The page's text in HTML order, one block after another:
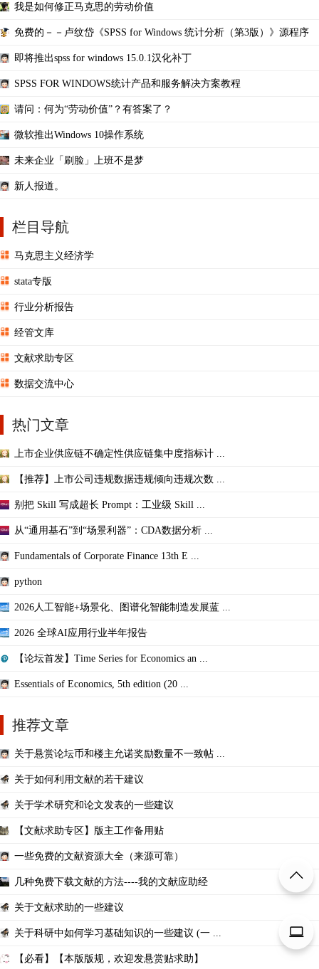
我是如何修正马克思的劳动价值
免费的－－卢纹岱《SPSS for Windows 统计分析（第3版）》源程序
即将推出spss for windows 15.0.1汉化补丁
SPSS FOR WINDOWS统计产品和服务解决方案教程
请问：何为“劳动价值”？有答案了？
微软推出Windows 10操作系统
未来企业「刷脸」上班不是梦
新人报道。
栏目导航
马克思主义经济学
stata专版
行业分析报告
经管文库
文献求助专区
数据交流中心
热门文章
上市企业供应链不确定性供应链集中度指标计 ...
【推荐】上市公司违规数据违规倾向违规次数 ...
别把 Skill 写成超长 Prompt：工业级 Skill ...
从“通用基石”到“场景利器”：CDA数据分析 ...
Fundamentals of Corporate Finance 13th E ...
python
2026人工智能+场景化、图谱化智能制造发展蓝 ...
2026 全球AI应用行业半年报告
【论坛首发】Time Series for Economics an ...
Essentials of Economics, 5th edition (20 ...
推荐文章
关于悬赏论坛币和楼主允诺奖励数量不一致帖 ...
关于如何利用文献的若干建议
关于学术研究和论文发表的一些建议
【文献求助专区】版主工作备用贴
一些免费的文献资源大全（来源可靠）
几种免费下载文献的方法----我的文献应助经
关于文献求助的一些建议
关于科研中如何学习基础知识的一些建议 (一 ...
【必看】【本版版规，欢迎发悬赏贴求助】